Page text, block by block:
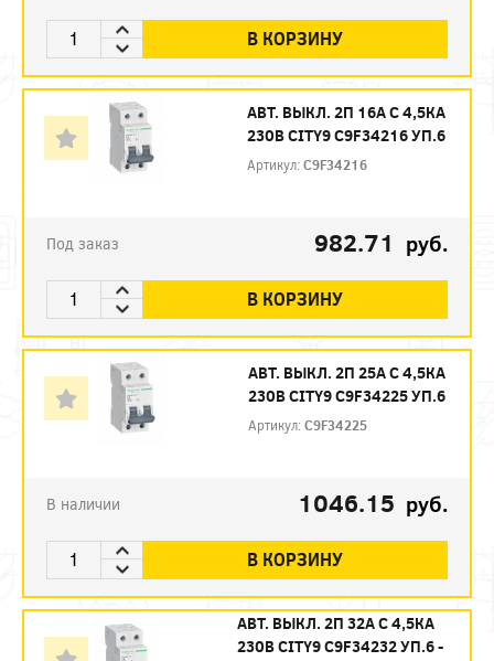
В КОРЗИНУ
АВТ. ВЫКЛ. 2П 16А С 4,5КА
230В CITY9 C9F34216 УП.6
Артикул:C9F34216
Под заказ 982.71 руб.
В КОРЗИНУ
АВТ. ВЫКЛ. 2П 25А С 4,5КА
230В CITY9 C9F34225 УП.6
Артикул:C9F34225
В наличии 1046.15 руб.
В КОРЗИНУ
АВТ. ВЫКЛ. 2П 32А С 4,5КА
230В CITY9 C9F34232 УП.6 -